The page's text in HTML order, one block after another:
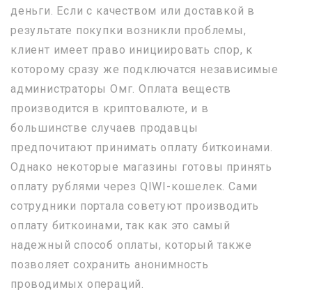
деньги. Если с качеством или доставкой в
результате покупки возникли проблемы,
клиент имеет право инициировать спор, к
которому сразу же подключатся независимые
администраторы Омг. Оплата веществ
производится в криптовалюте, и в
большинстве случаев продавцы
предпочитают принимать оплату биткоинами.
Однако некоторые магазины готовы принять
оплату рублями через QIWI-кошелек. Сами
сотрудники портала советуют производить
оплату биткоинами, так как это самый
надежный способ оплаты, который также
позволяет сохранить анонимность
проводимых операций.